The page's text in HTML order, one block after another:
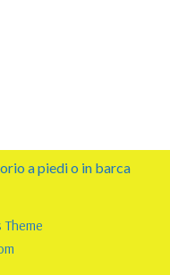
a piedi o in barca